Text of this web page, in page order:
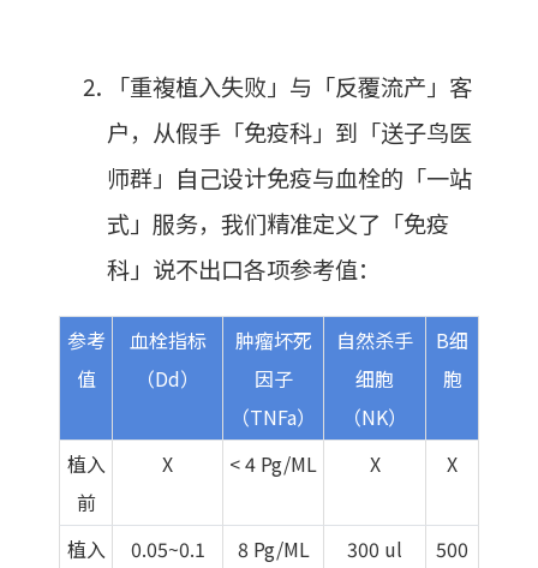
「重複植入失败」与「反覆流产」客
户，从假手「免疫科」到「送子鸟医
师群」自己设计免疫与血栓的「一站
式」服务，我们精准定义了「免疫
科」说不出口各项参考值：
参考
值
血栓指标
（Dd）
肿瘤坏死
因子
（TNFa）
自然杀手
细胞
（NK）
B细
胞
植入
前
X < 4 Pg/ML X X
植入
0.05~0.1
8 Pg/ML 300 ul
500